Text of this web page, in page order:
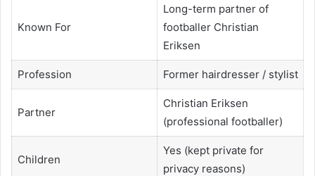
Known For
Long-term partner of
footballer Christian
Eriksen
Profession Former hairdresser / stylist
Partner
Christian Eriksen
(professional footballer)
Children
Yes (kept private for
privacy reasons)